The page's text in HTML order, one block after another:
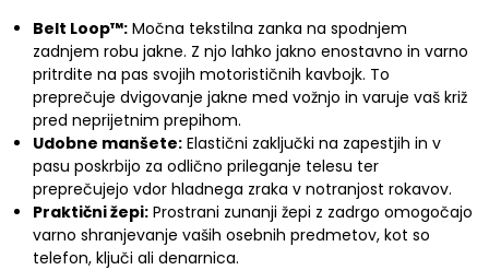
Belt Loop™: Močna tekstilna zanka na spodnjem
zadnjem robu jakne. Z njo lahko jakno enostavno in varno
pritrdite na pas svojih motorističnih kavbojk. To
preprečuje dvigovanje jakne med vožnjo in varuje vaš križ
pred neprijetnim prepihom.
Udobne manšete: Elastični zaključki na zapestjih in v
pasu poskrbijo za odlično prileganje telesu ter
preprečujejo vdor hladnega zraka v notranjost rokavov.
Praktični žepi: Prostrani zunanji žepi z zadrgo omogočajo
varno shranjevanje vaših osebnih predmetov, kot so
telefon, ključi ali denarnica.